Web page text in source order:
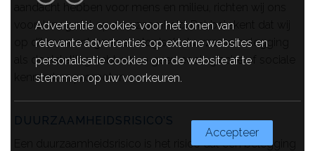
aandacht hebben voor mens en milieu, richten wij ons
vooralsnog niet op duurzaamheid. Dat betekent dat wij
op dit moment geen ecologisch duurzame belegging
als doelstelling hebben en geen ecologische of sociale
kenmerken promoten.
DUURZAAMHEIDSRISICO’S
Een duurzaamheidsrisico is het risico dat een belegging
Advertentie cookies voor het tonen van
relevante advertenties op externe websites en
personalisatie cookies om de website af te
stemmen op uw voorkeuren.
Accepteer